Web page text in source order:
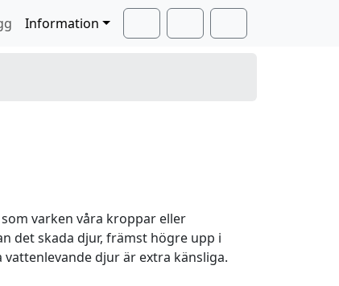
Information
SearchAccountCart
varken våra kroppar eller
det skada djur, främst högre upp i
djur är extra känsliga.